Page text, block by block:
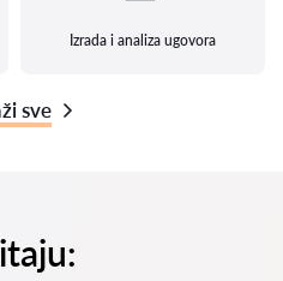
Izrada i analiza ugovora
sve